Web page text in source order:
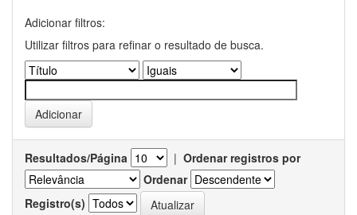
Adicionar filtros:
Utilizar filtros para refinar o resultado de busca.
Resultados/Página | Ordenar registros por
Ordenar
Registro(s)